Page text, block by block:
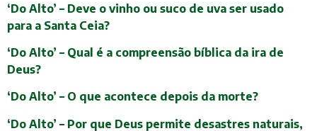
‘Do Alto’ – Deve o vinho ou suco de uva ser usado
para a Santa Ceia?
‘Do Alto’ – Qual é a compreensão bíblica da ira de
Deus?
‘Do Alto’ – O que acontece depois da morte?
‘Do Alto’ – Por que Deus permite desastres naturais,